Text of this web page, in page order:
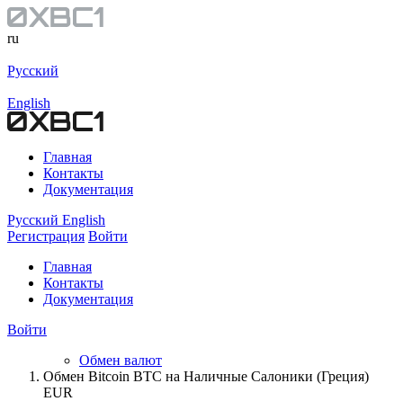
ru
Русский
English
Главная
Контакты
Документация
Русский English
Регистрация Войти
Главная
Контакты
Документация
Войти
Обмен валют
Обмен Bitcoin BTC на Наличные Салоники (Греция)
EUR